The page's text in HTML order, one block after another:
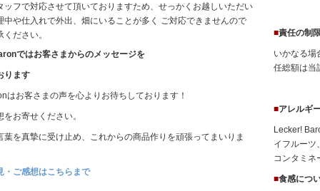
ッフで対応させて頂いておりますため、せっかくお越しいただい
中や仕入れで外出、畑にいることが多く ご対応できませんので
ださい。
ではお客さまからのメッセージを
ります
はお客さまの声を心よりお待ちしております！
お寄せください。
葉を真摯に受け止め、これからの商品作りを頑張ってまいりま
ご感想はこちらまで
■責任の制
いかなる場
任総額は当
■アレルギ
Lecker!
イフルーツ
コンタミネ
■食感につ